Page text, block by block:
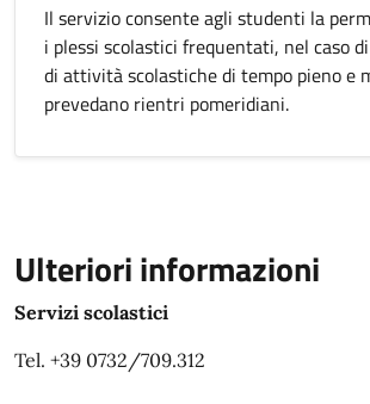
Il servizio consente agli studenti la
i plessi scolastici frequentati, nel caso
di attività scolastiche di tempo pieno e
prevedano rientri pomeridiani.
Ulteriori informazioni
Servizi scolastici
Tel. +39 0732/709.312